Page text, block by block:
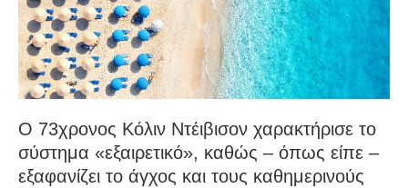
Ο 73χρονος Κόλιν Ντέιβισον χαρακτήρισε το
σύστημα «εξαιρετικό», καθώς – όπως είπε –
εξαφανίζει το άγχος και τους καθημερινούς